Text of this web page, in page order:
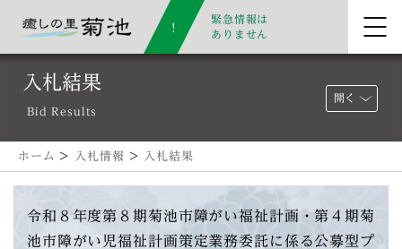
緊急情報は
ありません
入札結果
Bid Results
開く
ホーム > 入札情報 > 入札結果
令和８年度第８期菊池市障がい福祉計画・第４期菊
池市障がい児福祉計画策定業務委託に係る公募型プ